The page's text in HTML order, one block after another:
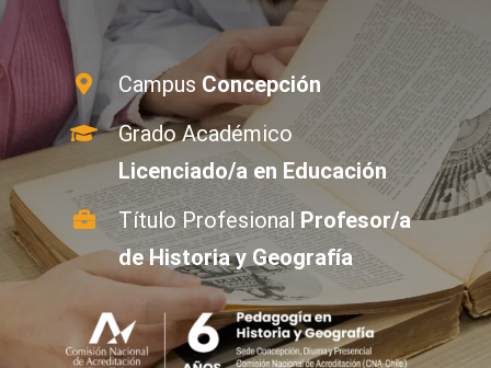
Campus Concepción
Grado Académico
Licenciado/a en Educación
Título ProfesionalProfesor/a
de Historia y Geografía